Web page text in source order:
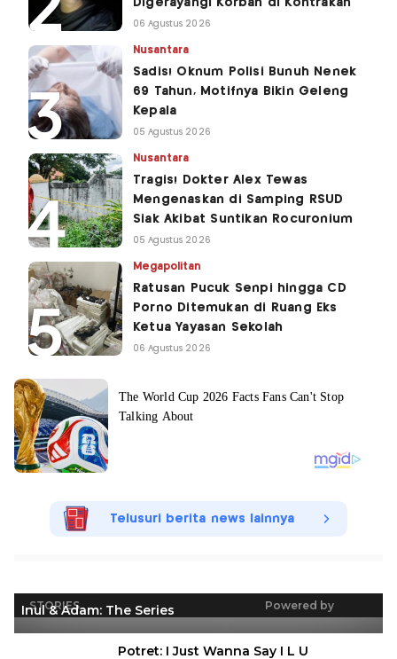
Digerayangi Korban di Kontrakan
06 Agustus 2026
Nusantara
Sadis! Oknum Polisi Bunuh Nenek
69 Tahun, Motifnya Bikin Geleng
Kepala
05 Agustus 2026
Nusantara
Tragis! Dokter Alex Tewas
Mengenaskan di Samping RSUD
Siak Akibat Suntikan Rocuronium
05 Agustus 2026
Megapolitan
Ratusan Pucuk Senpi hingga CD
Porno Ditemukan di Ruang Eks
Ketua Yayasan Sekolah
06 Agustus 2026
Telusuri berita news lainnya